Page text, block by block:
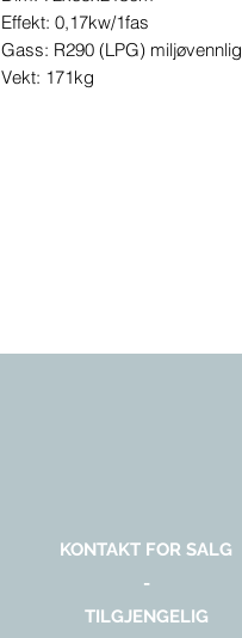
Effekt: 0,17kw/1fas
Gass: R290 (LPG) miljøvennlig
Vekt: 171kg
KONTAKT FOR SALG
-
TILGJENGELIG